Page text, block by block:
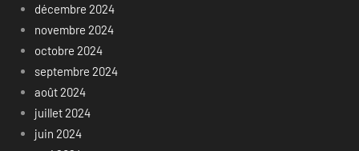
décembre 2024
novembre 2024
octobre 2024
septembre 2024
août 2024
juillet 2024
juin 2024